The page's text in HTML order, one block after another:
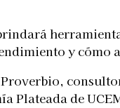
y cómo
Plateada de